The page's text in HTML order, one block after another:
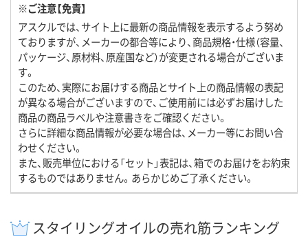
※ご注意【免責】
アスクルでは、サイト上に最新の商品情報を表示するよう努め
ておりますが、メーカーの都合等により、商品規格・仕様（容量、
パッケージ、原材料、原産国など）が変更される場合がございま
す。
このため、実際にお届けする商品とサイト上の商品情報の表記
が異なる場合がございますので、ご使用前には必ずお届けした
商品の商品ラベルや注意書きをご確認ください。
さらに詳細な商品情報が必要な場合は、メーカー等にお問い合
わせください。
また、販売単位における「セット」表記は、箱でのお届けをお約束
するものではありません。あらかじめご了承ください。
スタイリングオイルの売れ筋ランキング